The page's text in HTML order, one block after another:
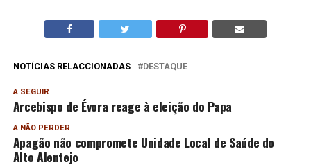
NOTÍCIAS RELACCIONADAS DESTAQUE
A SEGUIR
Arcebispo de Évora reage à eleição do Papa
A NÃO PERDER
Apagão não compromete Unidade Local de Saúde do
Alto Alentejo